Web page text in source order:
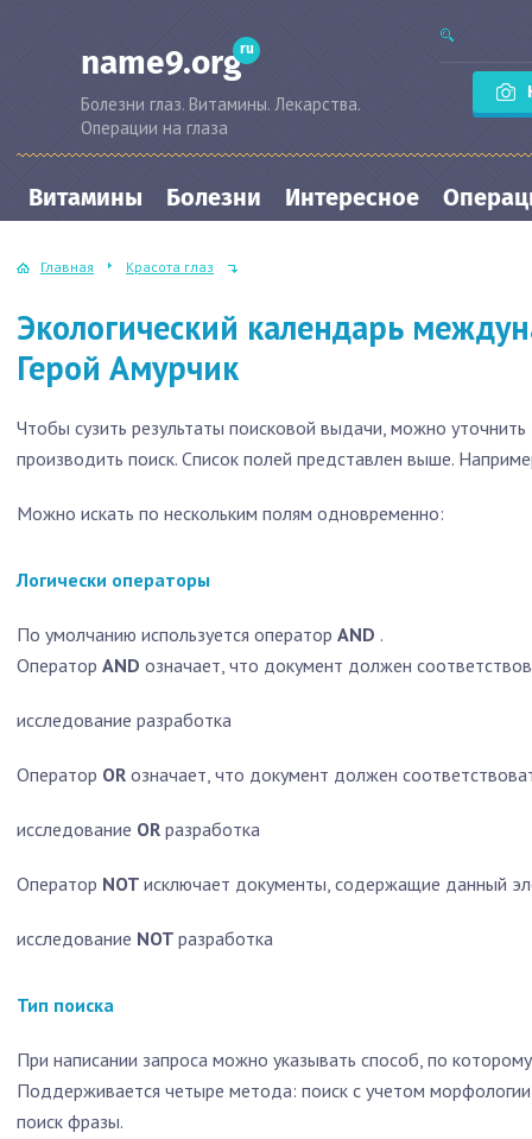
name9.orgru
Болезни глаз. Витамины. Лекарства.
Операции на глаза
Витамины Болезни Интересное
Главная Красота глаз
Экологический календарь
Герой Амурчик
Чтобы сузить результаты поисковой выдачи, можно
производить поиск. Список полей представлен выше.
Можно искать по нескольким полям одновременно:
Логически операторы
По умолчанию используется оператор AND .
Оператор AND означает, что документ должен
исследование разработка
Оператор OR означает, что документ должен
исследование OR разработка
Оператор NOT исключает документы, содержащие данный
исследование NOT разработка
Тип поиска
При написании запроса можно указывать способ, по
Поддерживается четыре метода: поиск с учетом
поиск фразы.